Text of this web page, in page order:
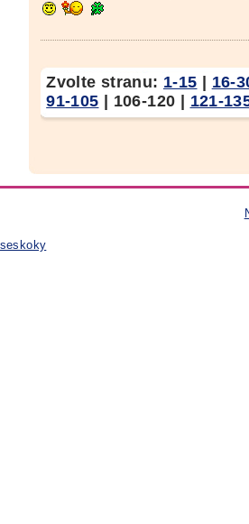
Zvolte stranu: 1-15
16-
91-105
106-120 121-